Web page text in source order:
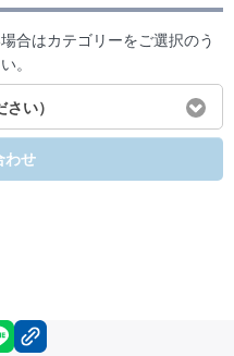
合はカテゴリーをご選択のう
。
さい）
わせ
facebook